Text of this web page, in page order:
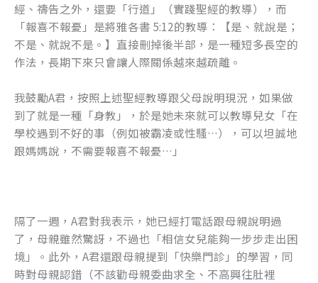
經、禱告之外，還要「行道」（實踐聖經的教導），而
「報喜不報憂」是將雅各書 5:12的教導：【是、就說是；
不是、就說不是。】直接刪掉後半部，是一種短多長空的
作法，長期下來只會讓人際關係越來越疏離。
我鼓勵A君，按照上述聖經教導跟父母說明現況，如果做
到了就是一種「身教」，於是她未來就可以教導兒女「在
學校遇到不好的事（例如被霸凌或性騷…），可以坦誠地
跟媽媽說，不需要報喜不報憂…」
隔了一週，A君對我表示，她已經打電話跟母親說明過
了，母親雖然驚訝，不過也「相信女兒能夠一步步走出困
境」。此外，A君還跟母親提到「快樂門診」的學習，同
時對母親認錯（不該勸母親委曲求全、不高興往肚裡